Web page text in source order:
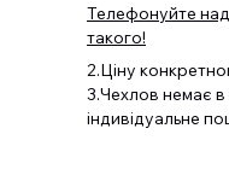
Телефонуйте
такого!
2.Ціну
3.Чехлов немає в
індивідуальне